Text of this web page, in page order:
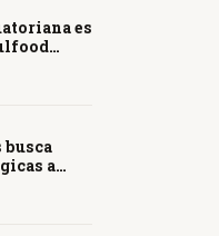
es
busca
a